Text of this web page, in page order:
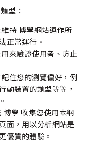
型：
持 博學網站運作所
正常運行。
來驗證使用者、防止
住您的瀏覽偏好，例
動裝置的類型等等，
學 收集您使用本網
面，用以分析網站是
優質的體驗。